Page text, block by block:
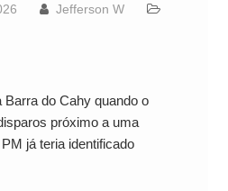
Jefferson W
do Cahy quando o
próximo a uma
já teria identificado